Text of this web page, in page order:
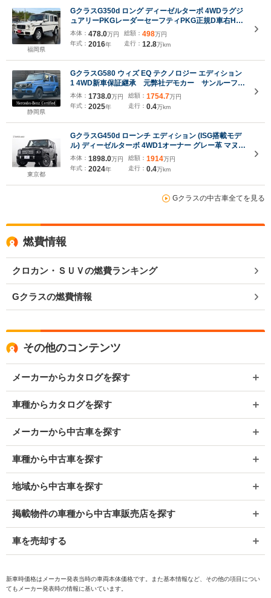
福岡県
GクラスG350d ロング ディーゼルターボ 4WDラグジ
ュアリーPKGレーダーセーフティPKG正規D車右H後
期モデル黒本革電動シート純正サンルーフ純正HDD
ナビTVバックモニターPセンサー背面タイヤハーマン
カードン音響
本体： 478.0万円
年式： 2016年
総額： 498万円
走行： 12.8万km
静岡県
GクラスG580 ウィズ EQ テクノロジー エディション
1 4WD新車保証継承 元弊社デモカー サンルーフ
前後純正ドライブレコーダー シートヒーター シー
トベンチレーター Gロゴ入りドアボタン Gロゴ入
りプロジェクター エナジャイジングパッケージプラ
ス
本体： 1738.0万円
年式： 2025年
総額： 1754.7万円
走行： 0.4万km
東京都
GクラスG450d ローンチ エディション (ISG搭載モデ
ル) ディーゼルターボ 4WD1オーナー グレー革 マヌフ
ァクトゥーアプログラム+ AMGラインパッケージ ア
ダプティブダンパー ナッパレザーダッシュボード ヒ
ーター付スポーツステアリング 温冷カップホルダー
パークアシスト
本体： 1898.0万円
年式： 2024年
総額： 1914万円
走行： 0.4万km
Gクラスの中古車全てを見る
燃費情報
クロカン・ＳＵＶの燃費ランキング
Gクラスの燃費情報
その他のコンテンツ
メーカーからカタログを探す
車種からカタログを探す
メーカーから中古車を探す
車種から中古車を探す
地域から中古車を探す
掲載物件の車種から中古車販売店を探す
車を売却する
新車時価格はメーカー発表当時の車両本体価格です。また基本情報など、その他の項目につい
てもメーカー発表時の情報に基いています。